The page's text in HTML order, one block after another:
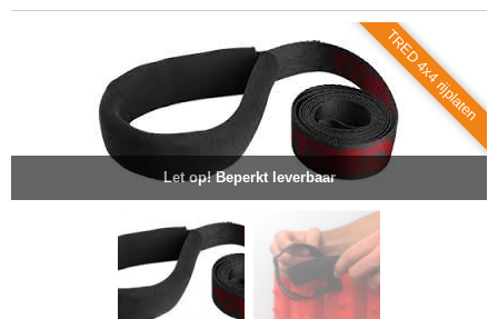
Let op! Beperkt leverbaar
TRED 4x4 rijplaten